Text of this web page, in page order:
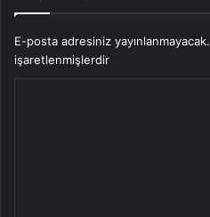
E-posta adresiniz yayınlanmayacak.
işaretlenmişlerdir